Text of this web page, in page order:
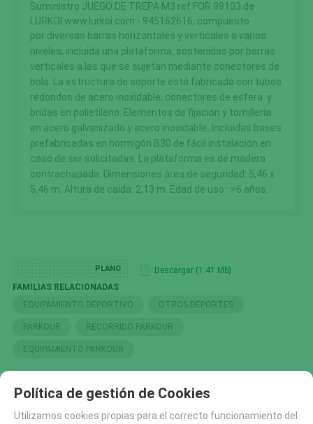
Suministro JUEGO DE TREPA M3 ref FOR.89103 de
LURKOI www.lurkoi.com - 945162616, compuesto
por diversas barras horizontales y verticales a varios
niveles, incluida una plataforma, sostenidas por barras
verticales a las que se sujetan mediante conectores de
bola. La estructura de soporte está fabricada con tubos
redondos de acero inoxidable, conectores de esfera y
bridas en polietileno. Elementos de fijación y tornillería
en acero galvanizado y acero inoxidable
Incluidas bases
prefabricadas en hormigón B30 de fácil instalación en
caso de ser solicitadas. La plataforma es de madera
contrachapada. Dimensiones área de seguridad: 5,46 x
5,46 m. Altura de caída: 2,13 m. Edad de uso: >6 años.
PLANO
Descargar (1.41 Mb)
FAMILIAS RELACIONADAS
EQUIPAMIENTO DEPORTIVO
OTROS DEPORTES
PARKOUR RECORRIDO PARKOUR
EQUIPAMIENTO PARKOUR
SOLICITAR MÁS INFO RECOMENDAR
Política de gestión de Cookies
Utilizamos cookies propias para el correcto funcionamiento del